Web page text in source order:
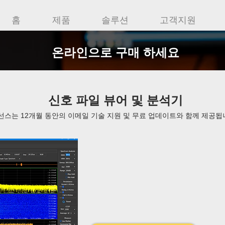
홈 제품 솔루션 고객지원
온라인으로 구매 하세요
신호 파일 뷰어 및 분석기
스는 12개월 동안의 이메일 기술 지원 및 무료 업데이트와 함께 제공